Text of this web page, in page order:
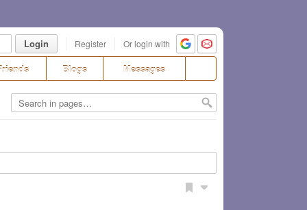
Login Register Or login with
Blogs Messages